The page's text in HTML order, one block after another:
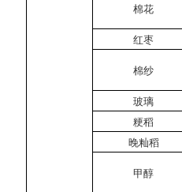
棉花
红枣
棉纱
玻璃
粳稻
晚籼稻
甲醇